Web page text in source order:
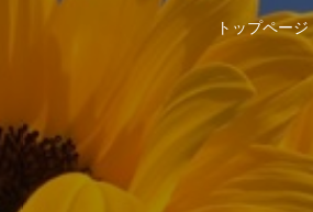
トップページ